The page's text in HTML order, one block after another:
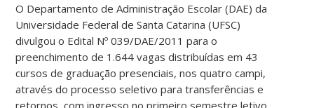
O Departamento de Administração Escolar (DAE) da
Universidade Federal de Santa Catarina (UFSC)
divulgou o Edital Nº 039/DAE/2011 para o
preenchimento de 1.644 vagas distribuídas em 43
cursos de graduação presenciais, nos quatro campi,
através do processo seletivo para transferências e
retornos, com ingresso no primeiro semestre letivo